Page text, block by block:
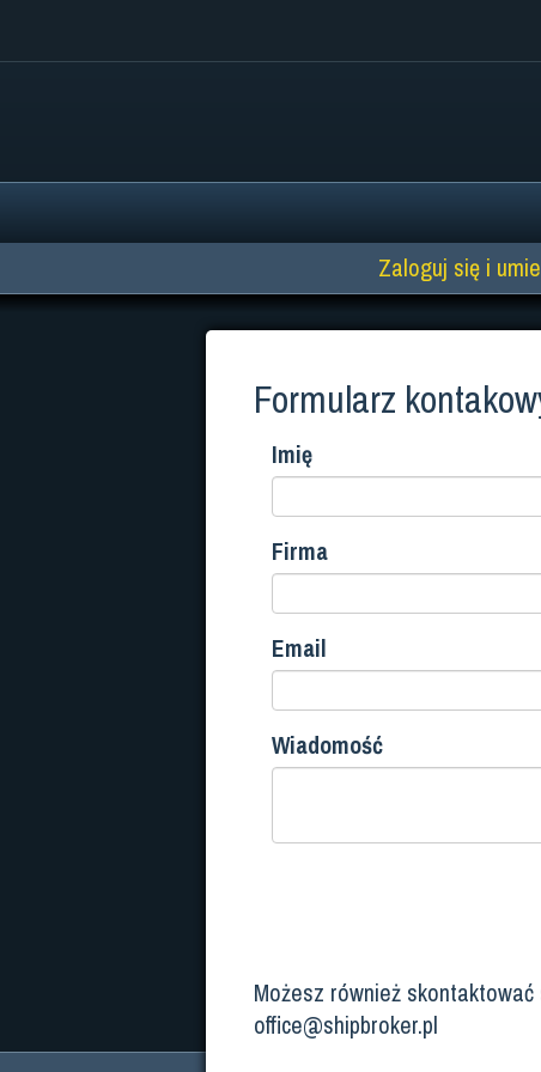
Zaloguj się i
Formularz
Imię
Firma
Email
Wiadomość
Możesz również
office@shipbroker.pl